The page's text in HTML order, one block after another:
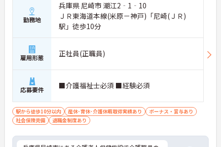
勤務地
兵庫県 尼崎市 潮江2‐1‐10
ＪＲ東海道本線(米原－神戸)「尼崎(ＪＲ)
駅」徒歩10分
雇用形態 正社員(正職員)
応募要件 ■介護福祉士必須 ■経験必須
駅から徒歩10分以内 産休･育休･介護休暇取得実績あり
ボーナス・賞与あり
社会保険完備
退職金制度あり